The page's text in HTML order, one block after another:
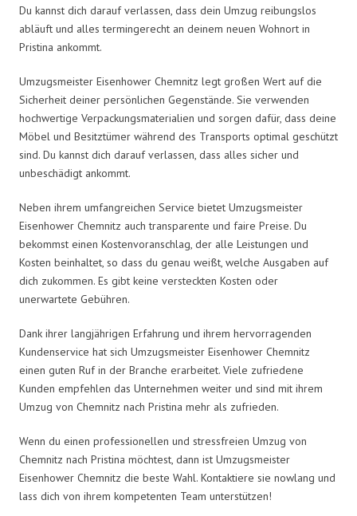
Du kannst dich darauf verlassen, dass dein Umzug reibungslos
abläuft und alles termingerecht an deinem neuen Wohnort in
Pristina ankommt.
Umzugsmeister Eisenhower Chemnitz legt großen Wert auf die
Sicherheit deiner persönlichen Gegenstände. Sie verwenden
hochwertige Verpackungsmaterialien und sorgen dafür, dass deine
Möbel und Besitztümer während des Transports optimal geschützt
sind. Du kannst dich darauf verlassen, dass alles sicher und
unbeschädigt ankommt.
Neben ihrem umfangreichen Service bietet Umzugsmeister
Eisenhower Chemnitz auch transparente und faire Preise. Du
bekommst einen Kostenvoranschlag, der alle Leistungen und
Kosten beinhaltet, so dass du genau weißt, welche Ausgaben auf
dich zukommen. Es gibt keine versteckten Kosten oder
unerwartete Gebühren.
Dank ihrer langjährigen Erfahrung und ihrem hervorragenden
Kundenservice hat sich Umzugsmeister Eisenhower Chemnitz
einen guten Ruf in der Branche erarbeitet. Viele zufriedene
Kunden empfehlen das Unternehmen weiter und sind mit ihrem
Umzug von Chemnitz nach Pristina mehr als zufrieden.
Wenn du einen professionellen und stressfreien Umzug von
Chemnitz nach Pristina möchtest, dann ist Umzugsmeister
Eisenhower Chemnitz die beste Wahl. Kontaktiere sie nowlang und
lass dich von ihrem kompetenten Team unterstützen!